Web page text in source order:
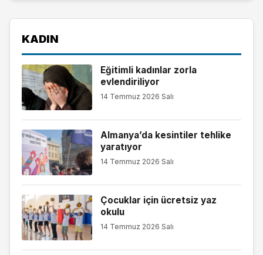
KADIN
Eğitimli kadınlar zorla
evlendiriliyor
14 Temmuz 2026 Salı
Almanya’da kesintiler tehlike
yaratıyor
14 Temmuz 2026 Salı
Çocuklar için ücretsiz yaz
okulu
14 Temmuz 2026 Salı